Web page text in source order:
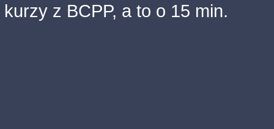
kurzy z BCPP, a to o 15 min.